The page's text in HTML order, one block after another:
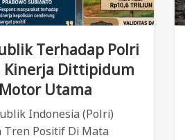
Terhadap Polri
Kinerja Dittipidum
Utama
Indonesia (Polri)
Positif Di Mata